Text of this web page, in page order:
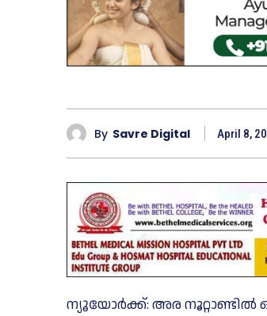
By Savre Digital April 8,
ന്യൂയോർക്ക്: അര നൂറ്റാണ്ടിൽ